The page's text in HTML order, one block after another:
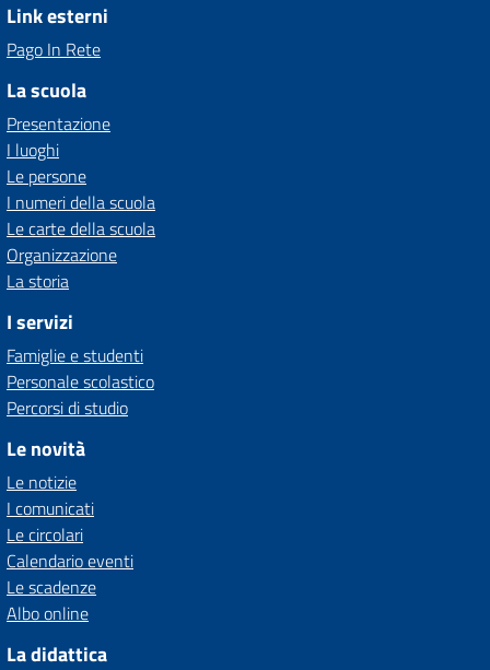
Link esterni
Pago In Rete
La scuola
Presentazione
I luoghi
Le persone
I numeri della scuola
Le carte della scuola
Organizzazione
La storia
I servizi
Famiglie e studenti
Personale scolastico
Percorsi di studio
Le novità
Le notizie
I comunicati
Le circolari
Calendario eventi
Le scadenze
Albo online
La didattica